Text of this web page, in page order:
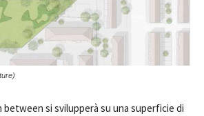
between si svilupperà su una superficie di